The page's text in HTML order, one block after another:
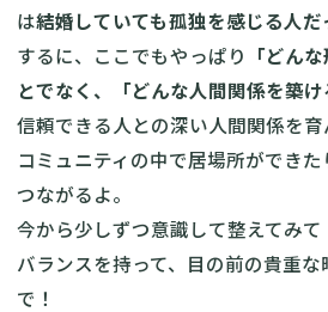
は結婚していても孤独を感じる人だ
するに、ここでもやっぱり 「どん
とでなく、「どんな人間関係を築
信頼できる人との深い人間関係を
コミュニティの中で居場所ができ
つながるよ。
今から少しずつ意識して整えてみて
バランスを持って、目の前の貴重
で！